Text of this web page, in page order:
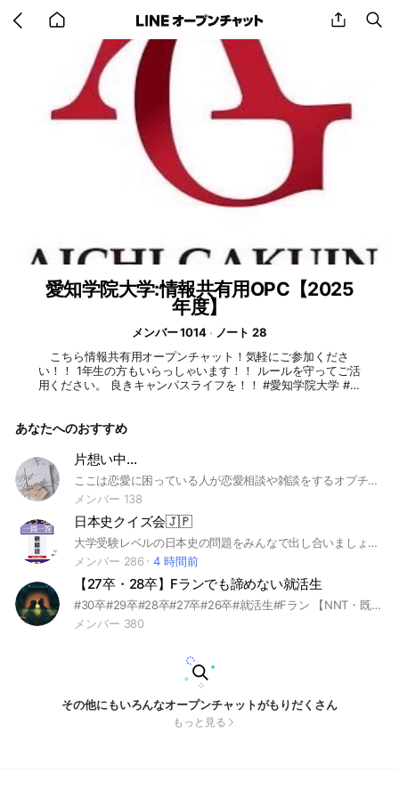
back
home
share
愛知学院大学:情報共有用OPC【2025
年度】
メンバー 1014
ノート 28
こちら情報共有用オープンチャット！気軽にご参加くださ
い！！ 1年生の方もいらっしゃいます！！ ルールを守ってご活
用ください。 良きキャンパスライフを！！ #愛知学院大学 #愛
あなたへのおすすめ
片想い中…
ここは恋愛に困っている人が恋愛相談や雑談をするオプチャです🫶🏻 年齢･性別関係なくみんなが恋愛相談し合ってます！ ･みんなの恋が実るように相談や意見交換をする ※チャット相談しずらい人はノートに書いてくれたら答えます！ ･恋愛相談以外は基本的に雑談が多いです！ ~まずは人数が多いところに入ってみてね！~ 入ったらまず挨拶をして、大事なノートから「ここのオープンチャットのルール」「管理人自己紹介」を見よう！ 頼れる管理人と副官と優しいメンバーで どこのオプにも負けない最高のオプチャです🫣💕 ぜひ入ってきてください！参加待ってます！ #片想い中 #恋愛相談 #恋バナ #中学生 #高校生 #雑談
メンバー 138
日本史クイズ会🇯🇵
大学受験レベルの日本史の問題をみんなで出し合いましょう。そして賢くなりましょう。一問一答形式でも、記述でも、何でも問題を出し合える自由な語り場です。 #日本史 #勉強 #大学受験 #一問一答 #合格
メンバー 286
4 時間前
【27卒・28卒】Fランでも諦めない就活生
#30卒#29卒#28卒#27卒#26卒#就活生#Fラン 【NNT・既卒・留年・ニート・社不】の方も大歓迎です。 Fラン大学生達で就活事情を話します。その他雑談もOK！（Fランの定義は聞くな！） Fラン大学内定者仲間も参加どうぞ。
メンバー 380
その他にもいろんなオープンチャットがもりだくさん
もっと見る